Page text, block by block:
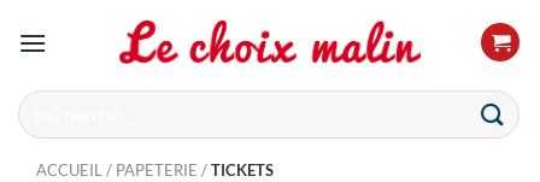
Recherche
pour :
ACCUEIL / PAPETERIE /TICKETS